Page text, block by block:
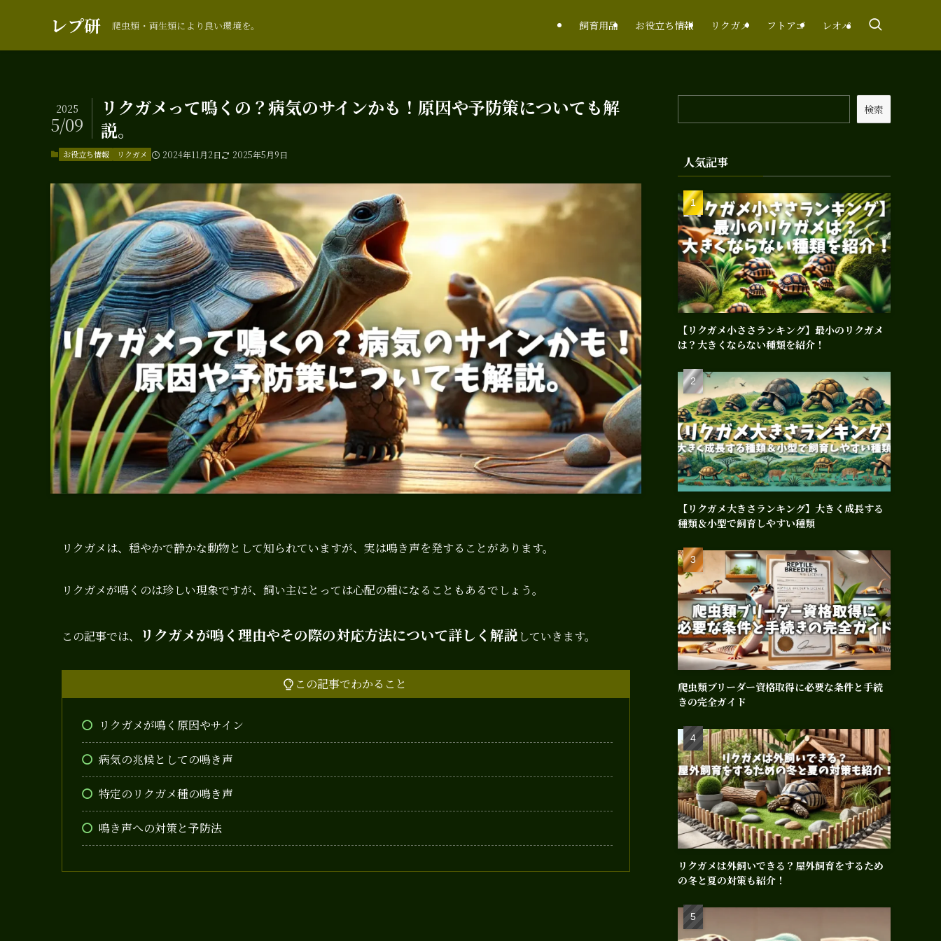
レプ研 爬虫類・両生類により良い環境を。 飼育用品 お役立ち情報 リクガメ フトアゴ レオパ
リクガメって鳴くの？病気のサインかも！原因や予防策についても解
説。
2025
5/09
お役立ち情報 リクガメ 2024年11月2日 2025年5月9日
リクガメは、穏やかで静かな動物として知られていますが、実は鳴き声を発することがあります。
リクガメが鳴くのは珍しい現象ですが、飼い主にとっては心配の種になることもあるでしょう。
この記事では、 リクガメが鳴く理由やその際の対応方法について詳しく解説 していきます。
この記事でわかること
リクガメが鳴く原因やサイン
病気の兆候としての鳴き声
特定のリクガメ種の鳴き声
鳴き声への対策と予防法
検索
人気記事
【リクガメ小ささランキング】最小のリクガメ
は？大きくならない種類を紹介！
【リクガメ大きさランキング】大きく成長する
種類＆小型で飼育しやすい種類
爬虫類ブリーダー資格取得に必要な条件と手続
きの完全ガイド
リクガメは外飼いできる？屋外飼育をするため
の冬と夏の対策も紹介！